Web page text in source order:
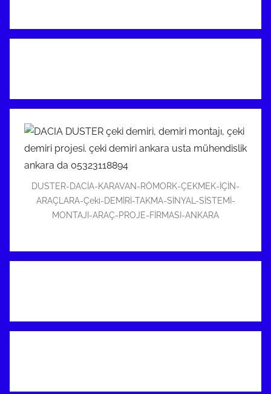
DUSTER-DACİA-KARAVAN-RÖMORK-ÇEKMEK-İÇİN-
ARAÇLARA-Çeki-DEMİRİ-TAKMA-SİNYAL-SİSTEMİ-
MONTAJI-ARAÇ-PROJE-FİRMASI-ANKARA